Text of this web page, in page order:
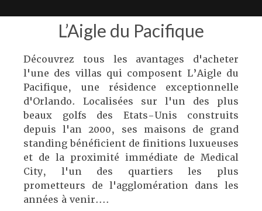
L’Aigle du Pacifique
Découvrez tous les avantages d'acheter
l'une des villas qui composent L’Aigle du
Pacifique, une résidence exceptionnelle
d'Orlando. Localisées sur l'un des plus
beaux golfs des Etats-Unis construits
depuis l'an 2000, ses maisons de grand
standing bénéficient de finitions luxueuses
et de la proximité immédiate de Medical
City, l'un des quartiers les plus
prometteurs de l'agglomération dans les
années à venir....